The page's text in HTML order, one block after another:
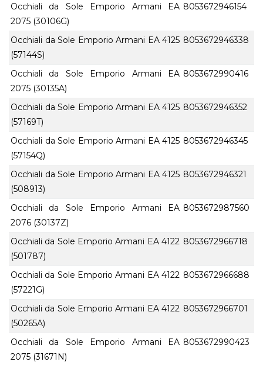
Occhiali da Sole Emporio Armani EA
2075 (30106G)
8053672946154
Occhiali da Sole Emporio Armani EA 4125
(57144S)
8053672946338
Occhiali da Sole Emporio Armani EA
2075 (30135A)
8053672990416
Occhiali da Sole Emporio Armani EA 4125
(57169T)
8053672946352
Occhiali da Sole Emporio Armani EA 4125
(57154Q)
8053672946345
Occhiali da Sole Emporio Armani EA 4125
(508913)
8053672946321
Occhiali da Sole Emporio Armani EA
2076 (30137Z)
8053672987560
Occhiali da Sole Emporio Armani EA 4122
(501787)
8053672966718
Occhiali da Sole Emporio Armani EA 4122
(57221G)
8053672966688
Occhiali da Sole Emporio Armani EA 4122
(50265A)
8053672966701
Occhiali da Sole Emporio Armani EA
2075 (31671N)
8053672990423